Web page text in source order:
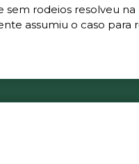
rodeios resolveu
assumiu o caso para